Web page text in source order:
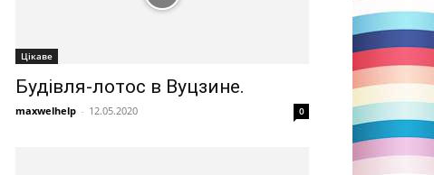
Цікаве
Будівля-лотос в Вуцзине.
maxwelhelp - 12.05.2020 0